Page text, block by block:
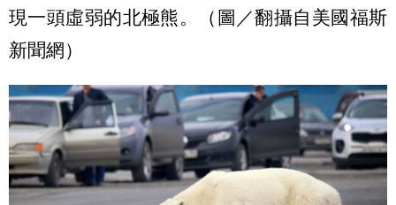
現一頭虛弱的北極熊。（圖／翻攝自美國福斯
新聞網）